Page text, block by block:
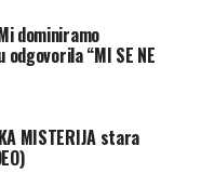
dominiramo
odgovorila “MI SE NE
MISTERIJA stara